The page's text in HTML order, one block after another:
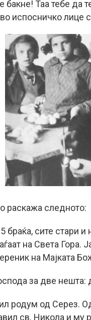
бакне! Таа тебе да
испосничко лице
раскажа следното:
браќа, сите стари
на Света Гора.
на Мајката
за две
родум од Серез.
св. Никола и му